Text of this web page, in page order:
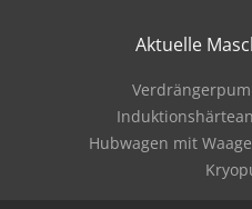
Aktuelle
Hubwagen mit Waage